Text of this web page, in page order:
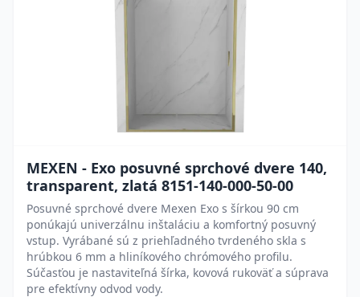
MEXEN - Exo posuvné sprchové dvere 140,
transparent, zlatá 8151-140-000-50-00
Posuvné sprchové dvere Mexen Exo s šírkou 90 cm
ponúkajú univerzálnu inštaláciu a komfortný posuvný
vstup. Vyrábané sú z priehľadného tvrdeného skla s
hrúbkou 6 mm a hliníkového chrómového profilu.
Súčasťou je nastaviteľná šírka, kovová rukoväť a súprava
pre efektívny odvod vody.